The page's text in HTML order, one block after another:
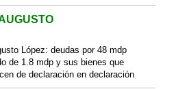
López: deudas por 48 mdp
de 1.8 mdp y sus bienes que
de declaración en declaración